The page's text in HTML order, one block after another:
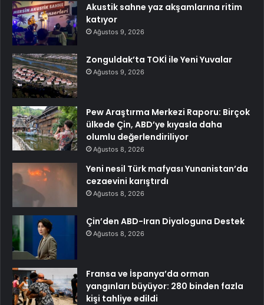
Akustik sahne yaz akşamlarına ritim
katıyor
Ağustos 9, 2026
Zonguldak’ta TOKİ ile Yeni Yuvalar
Ağustos 9, 2026
Pew Araştırma Merkezi Raporu: Birçok
ülkede Çin, ABD’ye kıyasla daha
olumlu değerlendiriliyor
Ağustos 8, 2026
Yeni nesil Türk mafyası Yunanistan’da
cezaevini karıştırdı
Ağustos 8, 2026
Çin’den ABD-Iran Diyaloguna Destek
Ağustos 8, 2026
Fransa ve İspanya’da orman
yangınları büyüyor: 280 binden fazla
kişi tahliye edildi